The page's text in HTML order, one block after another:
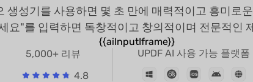
생성기를 사용하면 몇 초 만에 매력적이고 흥미로
요"를 입력하면 독창적이고 창의적이며 전문적인
{{aiInputIframe}}
5,000+ 리뷰
4.8
UPDF AI 사용 가능 플랫폼